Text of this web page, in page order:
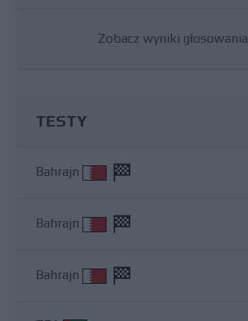
Zobacz wyniki głosowania
TESTY
Bahrajn
Bahrajn
Bahrajn